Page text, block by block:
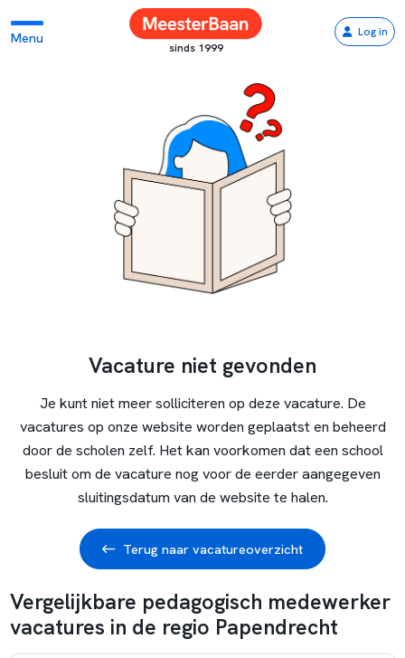
Menu
sinds 1999
Log in
Vacature niet gevonden
Je kunt niet meer solliciteren op deze vacature. De
vacatures op onze website worden geplaatst en beheerd
door de scholen zelf. Het kan voorkomen dat een school
besluit om de vacature nog voor de eerder aangegeven
sluitingsdatum van de website te halen.
Terug naar vacatureoverzicht
Vergelijkbare pedagogisch medewerker
vacatures in de regio Papendrecht